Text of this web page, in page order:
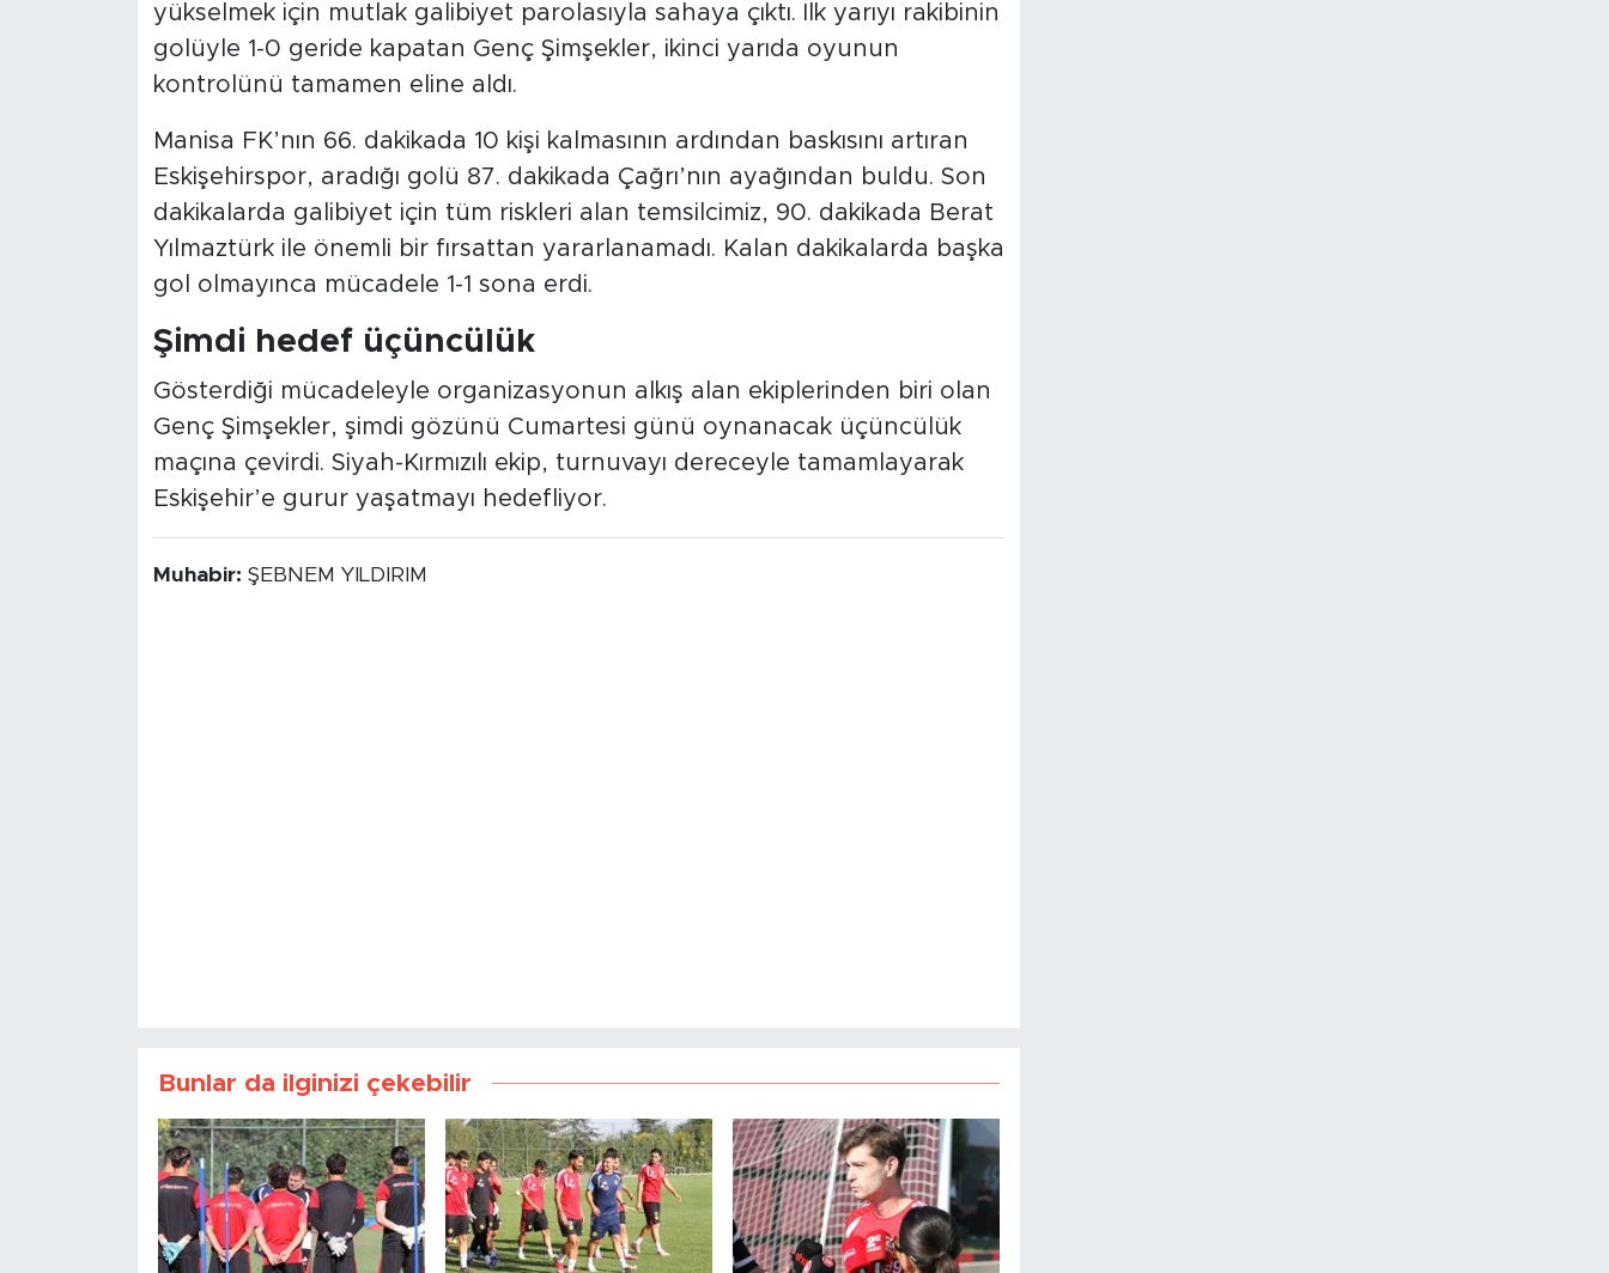
yükselmek için mutlak galibiyet parolasıyla sahaya çıktı. İlk yarıyı rakibinin
golüyle 1-0 geride kapatan Genç Şimşekler, ikinci yarıda oyunun
kontrolünü tamamen eline aldı.
Manisa FK’nın 66. dakikada 10 kişi kalmasının ardından baskısını artıran
Eskişehirspor, aradığı golü 87. dakikada Çağrı’nın ayağından buldu. Son
dakikalarda galibiyet için tüm riskleri alan temsilcimiz, 90. dakikada Berat
Yılmaztürk ile önemli bir fırsattan yararlanamadı. Kalan dakikalarda başka
gol olmayınca mücadele 1-1 sona erdi.
Şimdi hedef üçüncülük
Gösterdiği mücadeleyle organizasyonun alkış alan ekiplerinden biri olan
Genç Şimşekler, şimdi gözünü Cumartesi günü oynanacak üçüncülük
maçına çevirdi. Siyah-Kırmızılı ekip, turnuvayı dereceyle tamamlayarak
Eskişehir’e gurur yaşatmayı hedefliyor.
Muhabir: ŞEBNEM YILDIRIM
Bunlar da ilginizi çekebilir